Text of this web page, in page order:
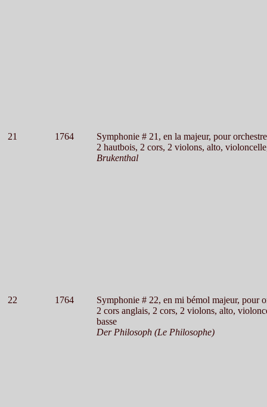
21 1764
Symphonie # 21, en la majeur, pour orchestre
2 hautbois, 2 cors, 2 violons, alto,
Brukenthal
22 1764
Symphonie # 22, en mi bémol majeur, pour
2 cors anglais, 2 cors, 2 violons, alto,
basse
Der Philosoph (Le Philosophe)